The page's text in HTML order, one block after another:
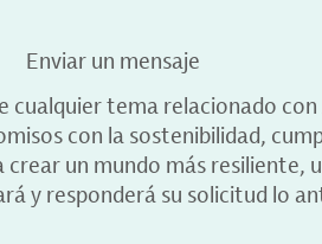
Enviar un mensaje
cualquier tema relacionado
con la sostenibilidad,
un mundo más resiliente,
y responderá su solicitud lo